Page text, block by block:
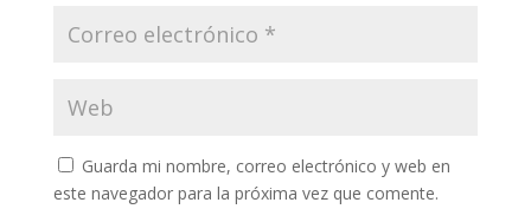
Guarda mi nombre, correo electrónico y web en
este navegador para la próxima vez que comente.